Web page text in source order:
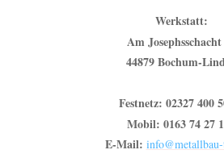
Werkstatt:
Am
44879 Bochum-
Festnetz: 02327 400
Mobil: 0163 74 27
E-Mail: